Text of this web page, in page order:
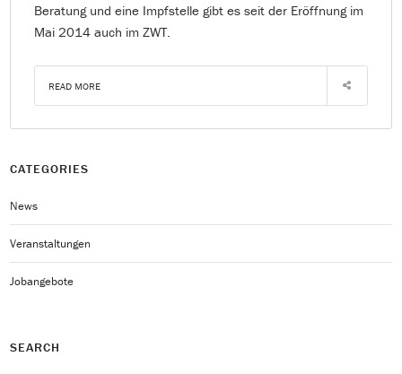
Beratung und eine Impfstelle gibt es seit der Eröffnung im
Mai 2014 auch im ZWT.
READ MORE
CATEGORIES
News
Veranstaltungen
Jobangebote
SEARCH